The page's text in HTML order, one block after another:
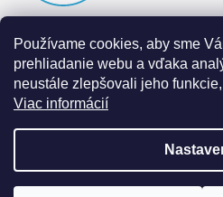
Používame cookies, aby sme
prehliadanie webu a vďaka
neustále zlepšovali jeho
Viac informácií
|